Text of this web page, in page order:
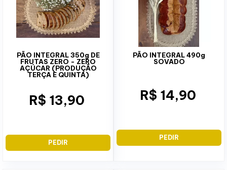
PÃO INTEGRAL 350g DE
FRUTAS ZERO - ZERO
AÇÚCAR (PRODUÇÃO
TERÇA E QUINTA)
R$ 13,90
PEDIR
PÃO INTEGRAL 490g
SOVADO
R$ 14,90
PEDIR